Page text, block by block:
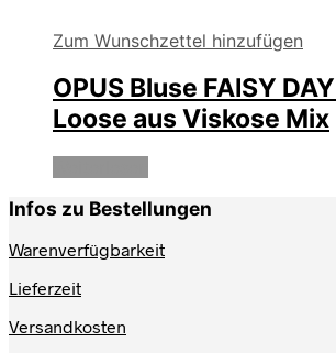
Zum Wunschzettel hinzufügen
OPUS Bluse FAISY
Loose aus Viskose Mix
Infos zu Bestellungen
Warenverfügbarkeit
Lieferzeit
Versandkosten